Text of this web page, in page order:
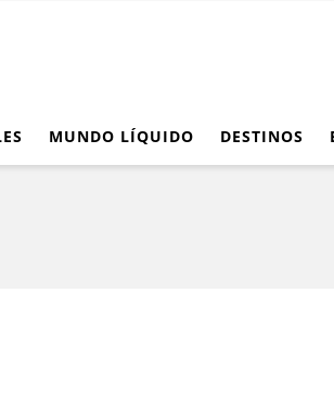
MUNDO LÍQUIDO DESTINOS